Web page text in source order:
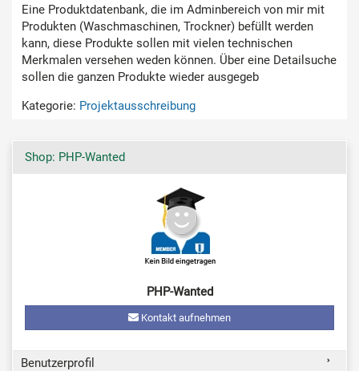
Eine Produktdatenbank, die im Adminbereich von mir mit
Produkten (Waschmaschinen, Trockner) befüllt werden
kann, diese Produkte sollen mit vielen technischen
Merkmalen versehen weden können. Über eine Detailsuche
sollen die ganzen Produkte wieder ausgegeb
Kategorie: Projektausschreibung
Shop: PHP-Wanted
PHP-Wanted
Kontakt aufnehmen
Benutzerprofil